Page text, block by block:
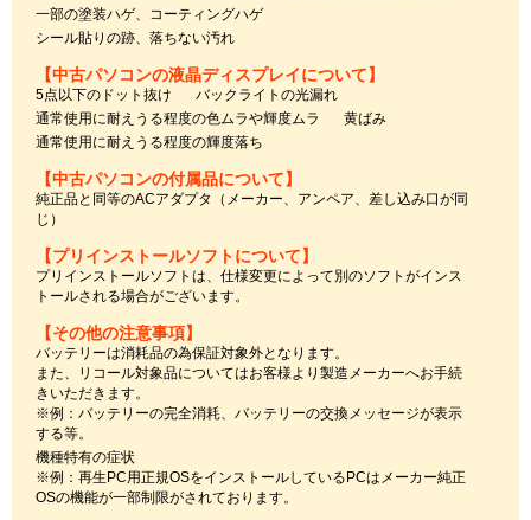
一部の塗装ハゲ、コーティングハゲ
シール貼りの跡、落ちない汚れ
【中古パソコンの液晶ディスプレイについて】
5点以下のドット抜け
バックライトの光漏れ
通常使用に耐えうる程度の色ムラや輝度ムラ
黄ばみ
通常使用に耐えうる程度の輝度落ち
【中古パソコンの付属品について】
純正品と同等のACアダプタ（メーカー、アンペア、差し込み口が同
じ）
【プリインストールソフトについて】
プリインストールソフトは、仕様変更によって別のソフトがインス
トールされる場合がございます。
【その他の注意事項】
バッテリーは消耗品の為保証対象外となります。
また、リコール対象品についてはお客様より製造メーカーへお手続
きいただきます。
※例：バッテリーの完全消耗、バッテリーの交換メッセージが表示
する等。
機種特有の症状
※例：再生PC用正規OSをインストールしているPCはメーカー純正
OSの機能が一部制限がされております。